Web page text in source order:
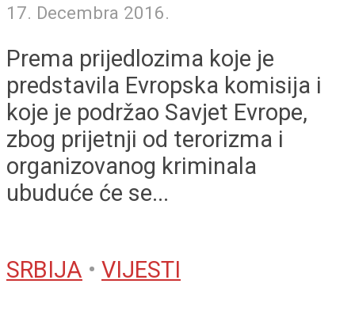
17. Decembra 2016.
Prema prijedlozima koje je
predstavila Evropska komisija i
koje je podržao Savjet Evrope,
zbog prijetnji od terorizma i
organizovanog kriminala
ubuduće će se...
SRBIJA • VIJESTI